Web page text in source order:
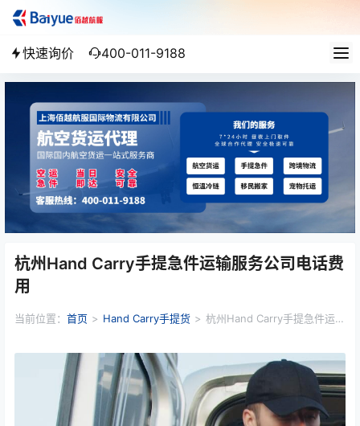
快速询价 400-011-9188
杭州Hand Carry手提急件运输服务公司电话费
用
当前位置： 首页 > Hand Carry手提货 > 杭州Hand Carry手提急件运输